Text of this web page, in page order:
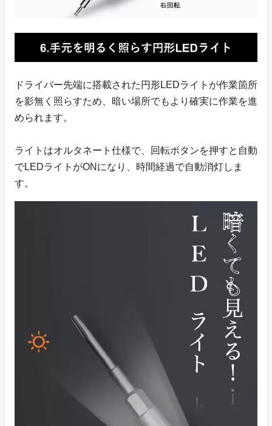
ドライバー先端に搭載された円形LEDライトが作業箇所
を影無く照らすため、暗い場所でもより確実に作業を進
められます。
ライトはオルタネート仕様で、回転ボタンを押すと自動
でLEDライトがONになり、時間経過で自動消灯しま
す。